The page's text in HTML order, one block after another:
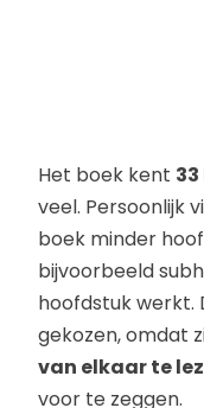
Het boek kent
veel. Persoonlijk
boek minder
bijvoorbeeld
hoofdstuk werkt.
gekozen, omdat
van elkaar te
voor te zeggen.